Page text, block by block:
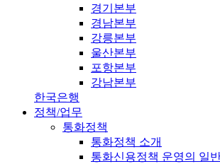
경기본부
경남본부
강릉본부
울산본부
포항본부
강남본부
한국은행
정책/업무
통화정책
통화정책 소개
통화신용정책 운영의 일